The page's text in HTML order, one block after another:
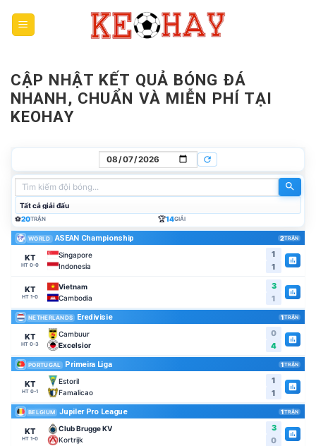
CẬP NHẬT KẾT QUẢ BÓNG ĐÁ
NHANH, CHUẨN VÀ MIỄN PHÍ TẠI
KEOHAY
⚽20TRẬN 🏆14GIẢI
WORLD ASEAN Championship 2TRẬN
KT
HT 0-0
Singapore
Indonesia
1
1
KT
HT 1-0
Vietnam
Cambodia
3
1
NETHERLANDS Eredivisie 1TRẬN
KT
HT 0-3
Cambuur
Excelsior
0
4
PORTUGAL Primeira Liga 1TRẬN
KT
HT 0-1
Estoril
Famalicao
1
1
BELGIUM Jupiler Pro League 1TRẬN
KT
HT 1-0
Club Brugge KV
Kortrijk
3
0